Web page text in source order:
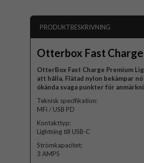
PRODUKTBESKRIVNING
Otterbox Fast
OtterBox Fast Charge Premium
att hålla. Flätad nylon bekämpar
ökända svaga punkter för
Teknisk specifikation:
MFi / USB PD
Kontakttyp:
Lightning till USB-C
Strömkapacitet:
3 AMPS